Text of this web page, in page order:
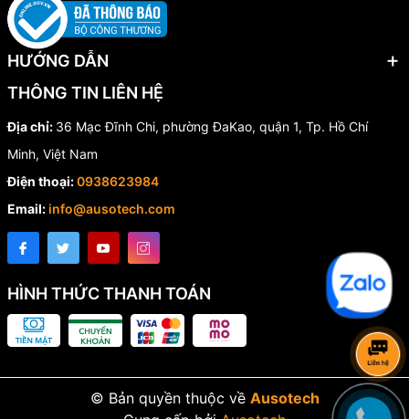
HƯỚNG DẪN
THÔNG TIN LIÊN HỆ
Địa chỉ: 36 Mạc Đĩnh Chi, phường ĐaKao, quận 1, Tp. Hồ Chí
Minh, Việt Nam
Điện thoại:0938623984
Email:info@ausotech.com
HÌNH THỨC THANH TOÁN
© Bản quyền thuộc về Ausotech